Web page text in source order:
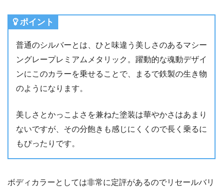
ポイント
普通のシルバーとは、ひと味違う美しさのあるマシー
ングレープレミアムメタリック。躍動的な魂動デザイ
ンにこのカラーを乗せることで、まるで鉄製の生き物
のようになります。
美しさとかっこよさを兼ねた塗装は華やかさはあまり
ないですが、その分飽きも感じにくくので長く乗るに
もぴったりです。
ボディカラーとしては非常に定評があるのでリセールバリ